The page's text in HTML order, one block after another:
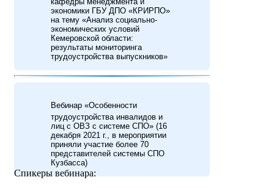
экономики ГБУ ДПО «КРИРПО»
на тему «Анализ социально-
экономических условий
Кемеровской области:
результаты мониторинга
трудоустройства выпускников»
Вебинар «Особенности
трудоустройства инвалидов и
лиц с ОВЗ с системе СПО» (16
декабря 2021 г., в мероприятии
приняли участие более 70
представителей системы СПО
Кузбасса)
Спикеры вебинара: